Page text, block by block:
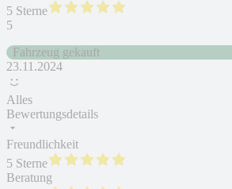
5 Sterne
5
Fahrzeug gekauft
23.11.2024
Alles
Bewertungsdetails
Freundlichkeit
5 Sterne
Beratung